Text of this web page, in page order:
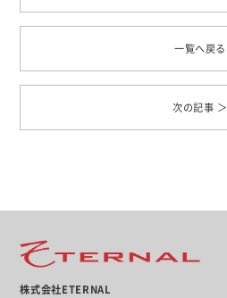
一覧へ戻る
次の記事 ＞
株式会社ETERNAL